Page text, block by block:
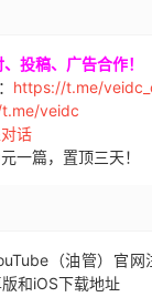
投稿、广告合作！
： https://t.me/
veidc
话
一篇，置顶三天！
（油管）官网
和iOS下载地址